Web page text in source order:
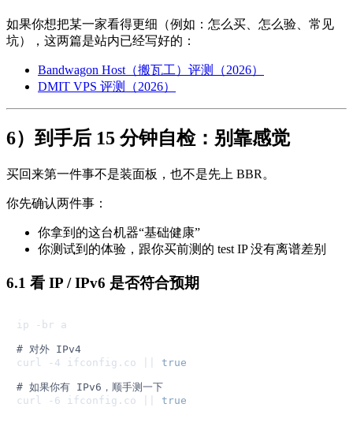
如果你想把某一家看得更细（例如：怎么买、怎么验、常见
坑），这两篇是站内已经写好的：
Bandwagon Host（搬瓦工）评测（2026）
DMIT VPS 评测（2026）
6）到手后 15 分钟自检：别靠感觉
买回来第一件事不是装面板，也不是先上 BBR。
你先确认两件事：
你拿到的这台机器“基础健康”
你测试到的体验，跟你买前测的 test IP 没有离谱差别
6.1 看 IP / IPv6 是否符合预期
ip -br a
# 对外 IPv4
curl -4 ifconfig.co || true
# 如果你有 IPv6，顺手测一下
curl -6 ifconfig.co || true